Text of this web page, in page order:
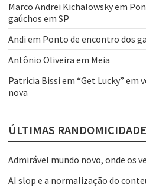
Marco Andrei Kichalowskyem
gaúchos em SP
Andi em Ponto de encontro dos
Antônio Oliveira em Meia
Patricia Bissi em “Get Lucky” em
nova
ÚLTIMAS
Admirável mundo novo, onde os
AI slop e a normalização do